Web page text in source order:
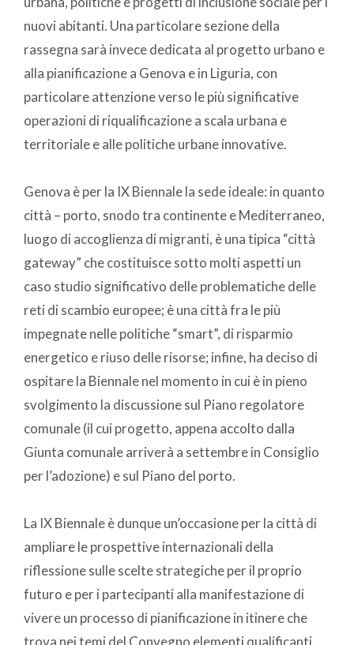
nuovi abitanti. Una particolare sezione della
rassegna sarà invece dedicata al progetto urbano e
alla pianificazione a Genova e in Liguria, con
particolare attenzione verso le più significative
operazioni di riqualificazione a scala urbana e
territoriale e alle politiche urbane innovative.
Genova è per la IX Biennale la sede ideale: in quanto
città – porto, snodo tra continente e Mediterraneo,
luogo di accoglienza di migranti, è una tipica “città
gateway” che costituisce sotto molti aspetti un
caso studio significativo delle problematiche delle
reti di scambio europee; è una città fra le più
impegnate nelle politiche “smart”, di risparmio
energetico e riuso delle risorse; infine, ha deciso di
ospitare la Biennale nel momento in cui è in pieno
svolgimento la discussione sul Piano regolatore
comunale (il cui progetto, appena accolto dalla
Giunta comunale arriverà a settembre in Consiglio
per l’adozione) e sul Piano del porto.
La IX Biennale è dunque un’occasione per la città di
ampliare le prospettive internazionali della
riflessione sulle scelte strategiche per il proprio
futuro e per i partecipanti alla manifestazione di
vivere un processo di pianificazione in itinere che
trova nei temi del Convegno elementi qualificanti.